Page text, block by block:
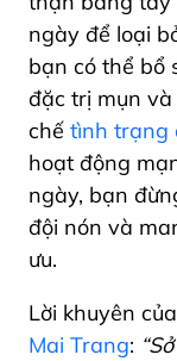
ngày để loại
bạn có thể bổ
đặc trị mụn
chế tình trạng
hoạt động
ngày, bạn
đội nón và
ưu.
Lời khuyên của
Mai Trang: